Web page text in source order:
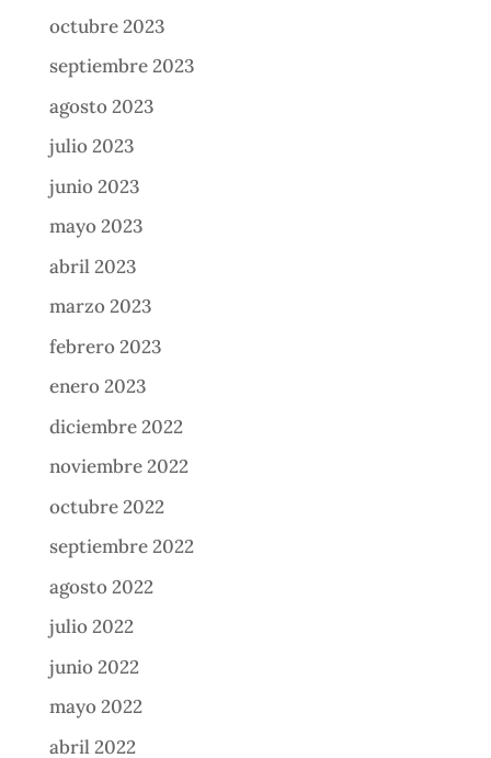
octubre 2023
septiembre 2023
agosto 2023
julio 2023
junio 2023
mayo 2023
abril 2023
marzo 2023
febrero 2023
enero 2023
diciembre 2022
noviembre 2022
octubre 2022
septiembre 2022
agosto 2022
julio 2022
junio 2022
mayo 2022
abril 2022